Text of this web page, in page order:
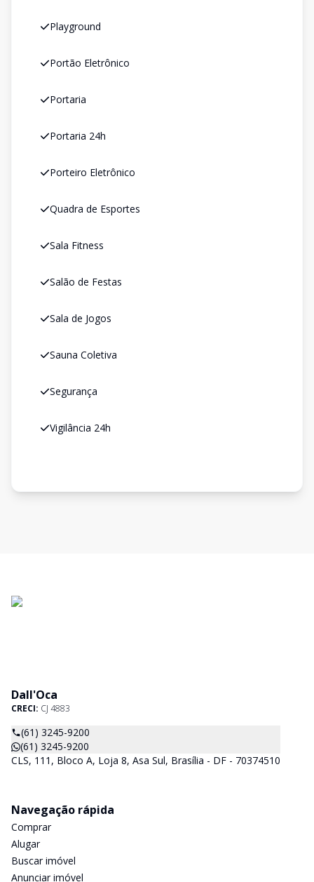
Playground
Portão Eletrônico
Portaria
Portaria 24h
Porteiro Eletrônico
Quadra de Esportes
Sala Fitness
Salão de Festas
Sala de Jogos
Sauna Coletiva
Segurança
Vigilância 24h
Dall'Oca
CRECI: CJ 4883
(61) 3245-9200
(61) 3245-9200
CLS, 111, Bloco A, Loja 8, Asa Sul, Brasília - DF - 70374510
Navegação rápida
Comprar
Alugar
Buscar imóvel
Anunciar imóvel